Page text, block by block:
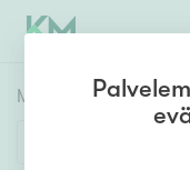
Myyntikohteet